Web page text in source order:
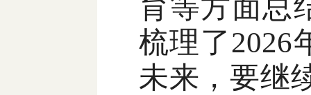
育等方面总
梳理了2026
未来，要继